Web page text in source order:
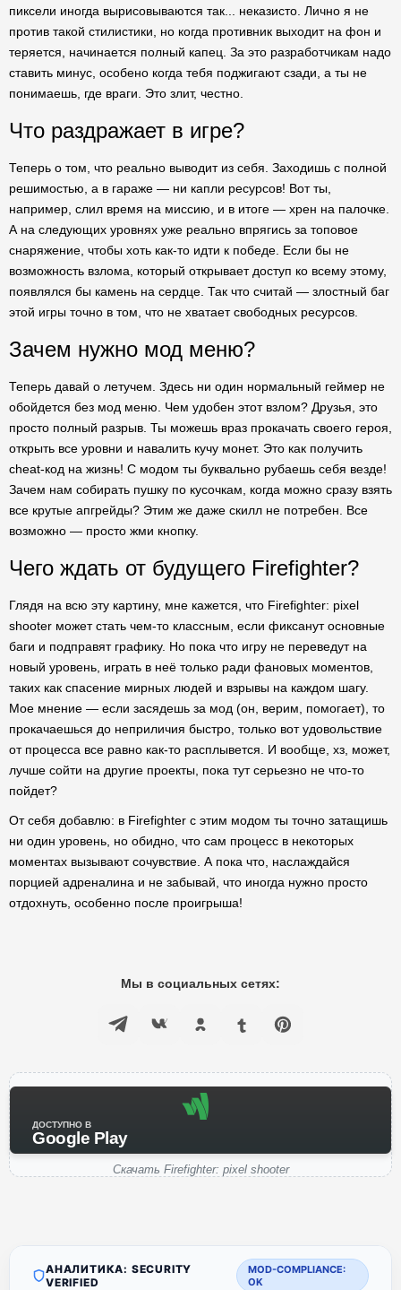
пиксели иногда вырисовываются так... неказисто. Лично я не
против такой стилистики, но когда противник выходит на фон и
теряется, начинается полный капец. За это разработчикам надо
ставить минус, особено когда тебя поджигают сзади, а ты не
понимаешь, где враги. Это злит, честно.
Что раздражает в игре?
Теперь о том, что реально выводит из себя. Заходишь с полной
решимостью, а в гараже — ни капли ресурсов! Вот ты,
например, слил время на миссию, и в итоге — хрен на палочке.
А на следующих уровнях уже реально впрягись за топовое
снаряжение, чтобы хоть как-то идти к победе. Если бы не
возможность взлома, который открывает доступ ко всему этому,
появлялся бы камень на сердце. Так что считай — злостный баг
этой игры точно в том, что не хватает свободных ресурсов.
Зачем нужно мод меню?
Теперь давай о летучем. Здесь ни один нормальный геймер не
обойдется без мод меню. Чем удобен этот взлом? Друзья, это
просто полный разрыв. Ты можешь враз прокачать своего героя,
открыть все уровни и навалить кучу монет. Это как получить
cheat-код на жизнь! С модом ты буквально рубаешь себя везде!
Зачем нам собирать пушку по кусочкам, когда можно сразу взять
все крутые апгрейды? Этим же даже скилл не потребен. Все
возможно — просто жми кнопку.
Чего ждать от будущего Firefighter?
Глядя на всю эту картину, мне кажется, что Firefighter: pixel
shooter может стать чем-то классным, если фиксанут основные
баги и подправят графику. Но пока что игру не переведут на
новый уровень, играть в неё только ради фановых моментов,
таких как спасение мирных людей и взрывы на каждом шагу.
Мое мнение — если засядешь за мод (он, верим, помогает), то
прокачаешься до неприличия быстро, только вот удовольствие
от процесса все равно как-то расплывется. И вообще, хз, может,
лучше сойти на другие проекты, пока тут серьезно не что-то
пойдет?
От себя добавлю: в Firefighter с этим модом ты точно затащишь
ни один уровень, но обидно, что сам процесс в некоторых
моментах вызывают сочувствие. А пока что, наслаждайся
порцией адреналина и не забывай, что иногда нужно просто
отдохнуть, особенно после проигрыша!
Мы в социальных сетях:
ДОСТУПНО В
Google Play
Скачать Firefighter: pixel shooter
АНАЛИТИКА: SECURITY
VERIFIED
MOD-COMPLIANCE:
OK